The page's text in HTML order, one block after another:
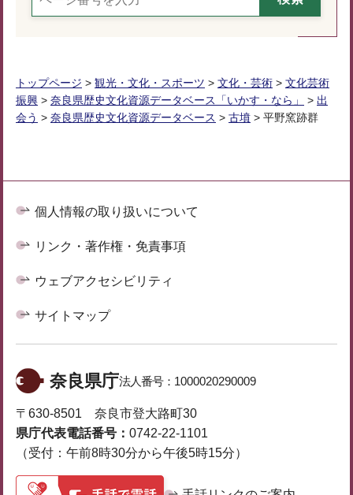
トップページ > 観光・文化・スポーツ > 文化・芸術 > 文化芸術
振興 > 奈良県歴史文化資源データベース「いかす・なら」 > 出
会う > 奈良県歴史文化資源データベース > 古墳 > 平野窯跡群
個人情報の取り扱いについて
リンク・著作権・免責事項
ウェブアクセシビリティ
サイトマップ
奈良県庁法人番号： 1000020290009
〒630-8501 奈良市登大路町30
県庁代表電話番号： 0742-22-1101
（受付：午前8時30分から午後5時15分）